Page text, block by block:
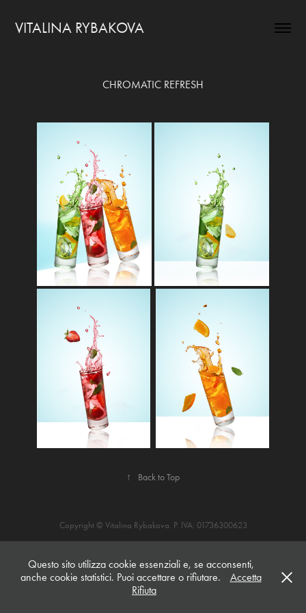
VITALINA RYBAKOVA
CHROMATIC REFRESH
↑ Back to Top
Copyright © Vitalina Rybakova. P. IVA: 01736300623
Questo sito utilizza cookie essenziali e, se acconsenti,
anche cookie statistici. Puoi accettare o rifiutare.
Accetta
Rifiuta